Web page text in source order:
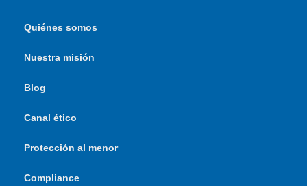
Quiénes somos
Nuestra misión
Blog
Canal ético
Protección al menor
Compliance